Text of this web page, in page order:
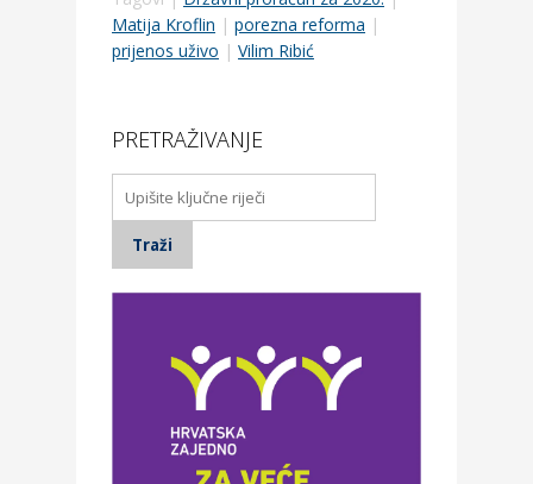
Matija Kroflin | porezna reforma |
prijenos uživo | Vilim Ribić
PRETRAŽIVANJE